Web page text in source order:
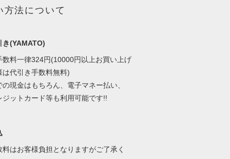
方法について
き(YAMATO)
数料一律324円(10000円以上お買い上げ
は代引き手数料無料)
の現金はもちろん、電子マネー払い、
ジットカード等も利用可能です!!
料はお客様負担となりますがご了承く